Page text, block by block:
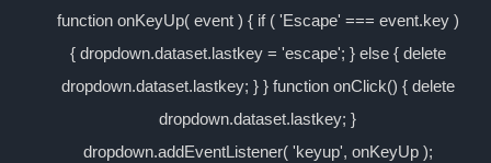
function onKeyUp( event ) { if ( 'Escape' === event.key )
{ dropdown.dataset.lastkey = 'escape'; } else { delete
dropdown.dataset.lastkey; } } function onClick() { delete
dropdown.dataset.lastkey; }
dropdown.addEventListener( 'keyup', onKeyUp );